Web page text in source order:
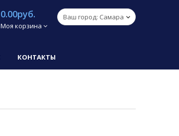
0.00руб.
Моя корзина
КОНТАКТЫ